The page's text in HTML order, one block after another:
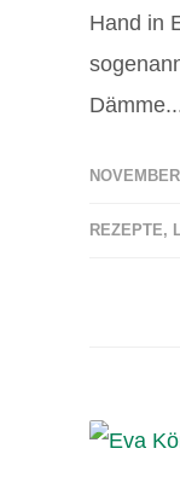
Hand in
REZEPTE,